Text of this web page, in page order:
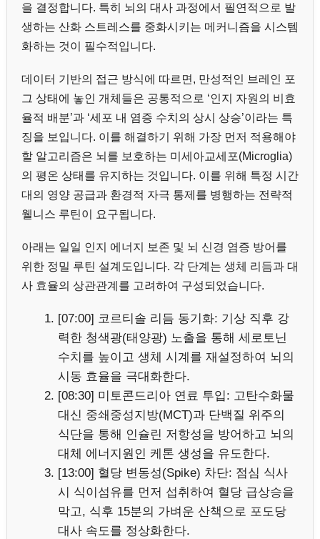
을 결정합니다. 특히 뇌의 대사 과정에서 필연적으로 발
생하는 산화 스트레스를 중화시키는 메커니즘을 시스템
화하는 것이 필수적입니다.
데이터 기반의 접근 방식에 따르면, 만성적인 브레인 포
그 상태에 놓인 개체들은 공통적으로 ‘인지 자원의 비효
율적 배분’과 ‘세포 내 염증 수치의 상시 상승’이라는 특
징을 보입니다. 이를 해결하기 위해 가장 먼저 적용해야
할 알고리즘은 뇌를 보호하는 미세아교세포(Microglia)
의 평온 상태를 유지하는 것입니다. 이를 위해 특정 시간
대의 영양 공급과 환경적 자극 통제를 병행하는 전략적
웰니스 루틴이 요구됩니다.
아래는 일일 인지 에너지 보존 및 뇌 신경 염증 방어를
위한 정밀 루틴 설계도입니다. 각 단계는 생체 리듬과 대
사 효율의 상관관계를 고려하여 구성되었습니다.
[07:00] 코르티솔 리듬 동기화: 기상 직후 강
력한 청색광(태양광) 노출을 통해 세로토닌
수치를 높이고 생체 시계를 재설정하여 뇌의
시동 효율을 극대화한다.
[08:30] 미토콘드리아 연료 투입: 고탄수화물
대신 중쇄중성지방(MCT)과 단백질 위주의
식단을 통해 인슐린 저항성을 방어하고 뇌의
대체 에너지원인 케톤 생성을 유도한다.
[13:00] 혈당 변동성(Spike) 차단: 점심 식사
시 식이섬유를 먼저 섭취하여 혈당 급상승을
막고, 식후 15분의 가벼운 산책으로 포도당
대사 속도를 정상화한다.